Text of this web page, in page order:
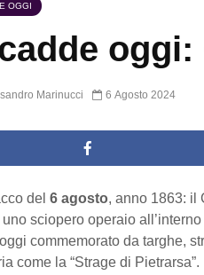
OGGI
oggi:
Marinucci 6 Agosto 2024
del 6 agosto, anno 1863: il
sciopero operaio
commemorato da targhe,
come la “Strage di Pietrarsa”.